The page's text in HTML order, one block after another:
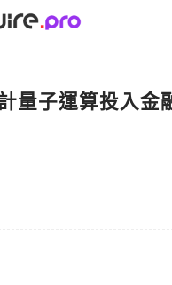
量子運算投入金